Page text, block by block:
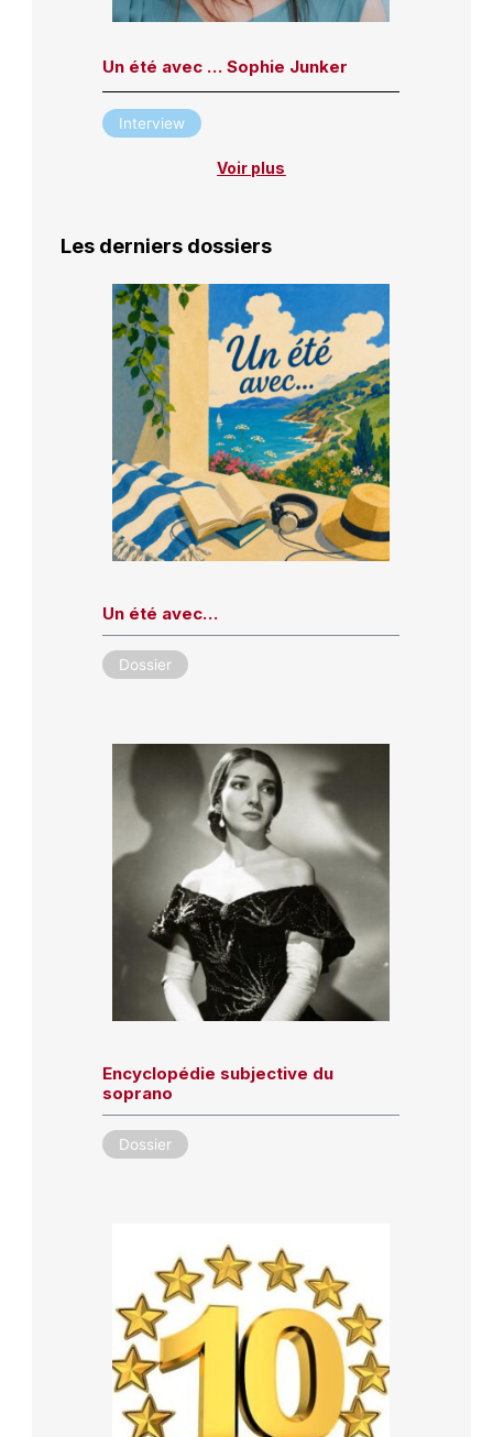
Un été avec … Sophie Junker
Interview
Voir plus
Les derniers dossiers
Un été avec…
Dossier
Encyclopédie subjective du
soprano
Dossier